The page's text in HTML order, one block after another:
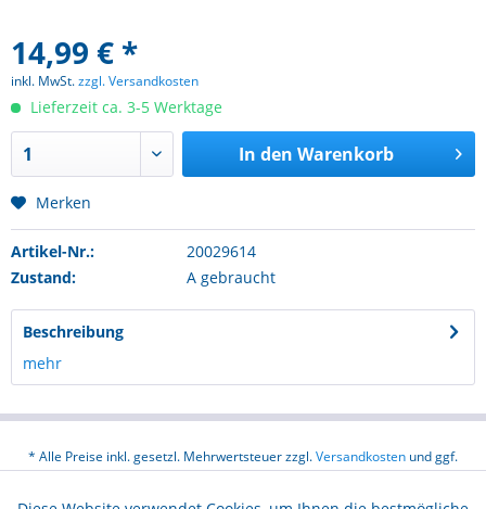
14,99 € *
inkl. MwSt.zzgl. Versandkosten
Lieferzeit ca. 3-5 Werktage
In den Warenkorb
Merken
Artikel-Nr.:
20029614
Zustand:
A gebraucht
Beschreibung
mehr
* Alle Preise inkl. gesetzl. Mehrwertsteuer zzgl.Versandkosten und ggf.